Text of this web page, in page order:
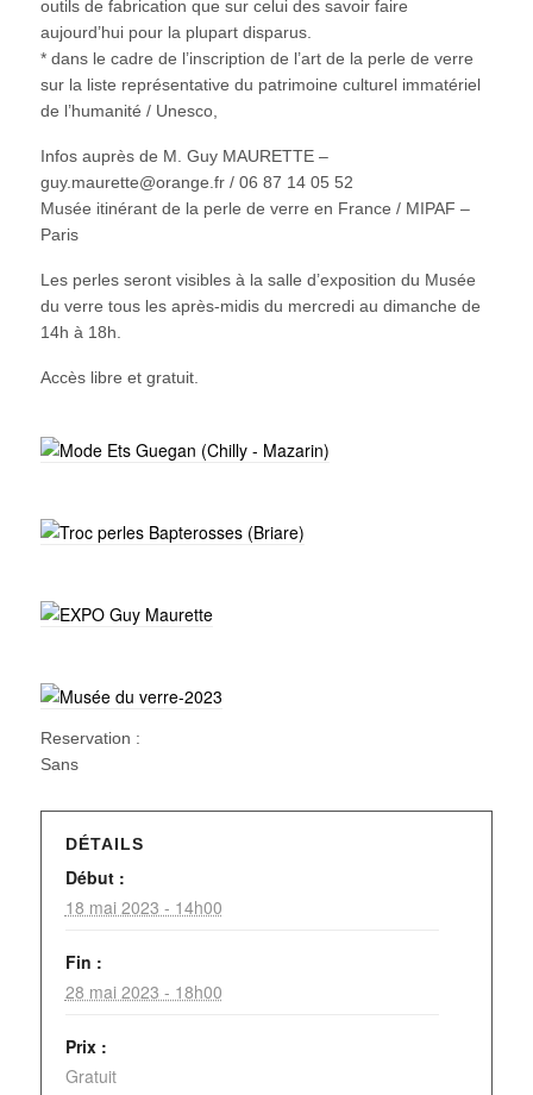
outils de fabrication que sur celui des savoir faire
aujourd’hui pour la plupart disparus.
* dans le cadre de l’inscription de l’art de la perle de verre
sur la liste représentative du patrimoine culturel immatériel
de l’humanité / Unesco,
Infos auprès de M. Guy MAURETTE –
guy.maurette@orange.fr / 06 87 14 05 52
Musée itinérant de la perle de verre en France / MIPAF –
Paris
Les perles seront visibles à la salle d’exposition du Musée
du verre tous les après-midis du mercredi au dimanche de
14h à 18h.
Accès libre et gratuit.
Reservation :
Sans
DÉTAILS
Début :
18 mai 2023 - 14h00
Fin :
28 mai 2023 - 18h00
Prix :
Gratuit